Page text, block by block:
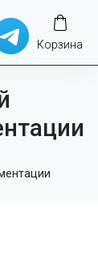
Корзина